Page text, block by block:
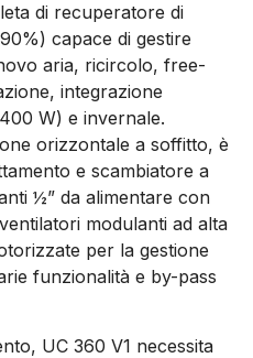
di recuperatore di
capace di gestire
aria, ricircolo, free-
integrazione
W) e invernale.
orizzontale a soffitto, è
e scambiatore a
½” da alimentare con
modulanti ad alta
per la gestione
funzionalità e by-pass
UC 360 V1 necessita